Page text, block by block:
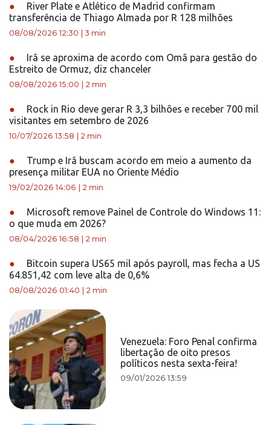
●
River Plate e Atlético de Madrid confirmam
transferência de Thiago Almada por R 128 milhões
08/08/2026 12:30 3 min
●
Irã se aproxima de acordo com Omã para gestão do
Estreito de Ormuz, diz chanceler
08/08/2026 15:00 2 min
●
Rock in Rio deve gerar R 3,3 bilhões e receber 700 mil
visitantes em setembro de 2026
10/07/2026 13:58 2 min
●
Trump e Irã buscam acordo em meio a aumento da
presença militar EUA no Oriente Médio
19/02/2026 14:06 2 min
●
Microsoft remove Painel de Controle do Windows 11:
o que muda em 2026?
08/04/2026 16:58 2 min
●
Bitcoin supera US65 mil após payroll, mas fecha a US
64.851,42 com leve alta de 0,6%
08/08/2026 01:40 2 min
Venezuela: Foro Penal confirma
libertação de oito presos
políticos nesta sexta-feira!
09/01/2026 13:59